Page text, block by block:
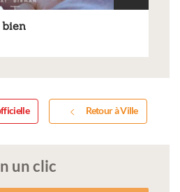
Retour à Ville
un clic